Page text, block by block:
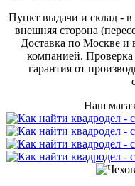
Пункт выдачи и склад
внешняя сторона
Доставка по Москве и
компанией. Проверка
гарантия от
Наш